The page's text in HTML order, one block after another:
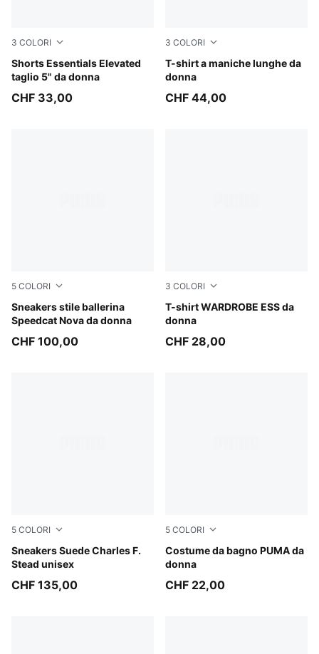
3 COLORI
Shorts Essentials Elevated
taglio 5" da donna
Puma Black
CHF 33,00
3 COLORI
T-shirt a maniche lunghe da
donna
Puma Black
CHF 44,00
5 COLORI
Sneakers stile ballerina
Speedcat Nova da donna
Matte Bronze-PUMA Black
CHF 100,00
3 COLORI
T-shirt WARDROBE ESS da
donna
Deep Plum
CHF 28,00
5 COLORI
Sneakers Suede Charles F.
Stead unisex
Pineapple Ice-Frosted Ivory
CHF 135,00
5 COLORI
Costume da bagno PUMA da
donna
black
CHF 22,00